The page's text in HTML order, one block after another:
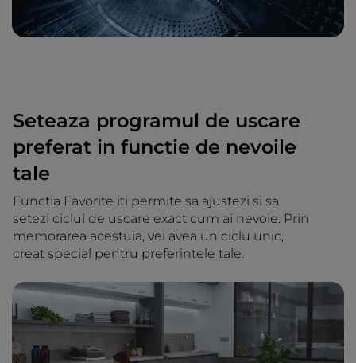
Seteaza programul de uscare
preferat in functie de nevoile
tale
Functia Favorite iti permite sa ajustezi si sa
setezi ciclul de uscare exact cum ai nevoie. Prin
memorarea acestuia, vei avea un ciclu unic,
creat special pentru preferintele tale.